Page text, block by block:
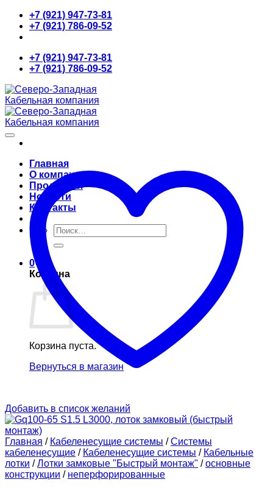
Skip
content
+7 (921) 947-73-81
+7 (921) 786-09-52
+7 (921) 947-73-81
+7 (921) 786-09-52
Главная
О компании
Продукция
Новости
Контакты
Искать:
0
Корзина
Корзина пуста.
Вернуться в магазин
Добавить в список желаний
Главная / Кабеленесущие системы / Системы
кабеленесущие / Кабеленесущие системы / Кабельные
лотки / Лотки замковые "Быстрый монтаж" / основные
конструкции / неперфорированные